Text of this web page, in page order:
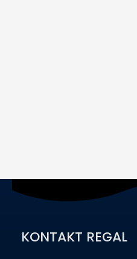
KONTAKT REGAL